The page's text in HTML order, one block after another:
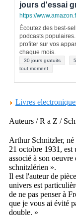
jours d'essai
https://
Écoutez des best-
podcasts
profiter sur vos
chaque mois.
30 jours gratuits
tout moment
Livres
Auteurs / R a Z /
Arthur Schnitzler,
21 octobre 1931,
associé à son oeuvre
schnitzlérien ».
Il est l'auteur de
univers est
de ne pas penser à
que je vous ai évité
double. »